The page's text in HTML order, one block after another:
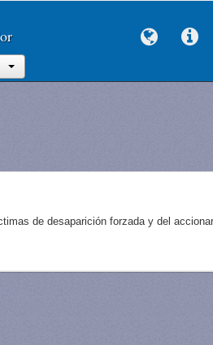
de desaparición forzada y del